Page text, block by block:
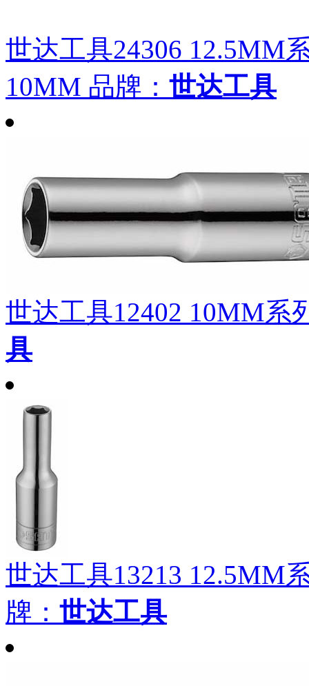
世达工具24306 12.5MM
10MM 品牌： 世达工具
世达工具12402 10MM系
具
世达工具13213 12.5MM
牌： 世达工具